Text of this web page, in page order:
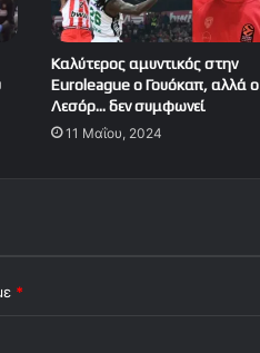
Καλύτερος αμυντικός στην
Euroleague o Γουόκαπ, αλλά ο
Λεσόρ… δεν συμφωνεί
11 Μαΐου, 2024
*